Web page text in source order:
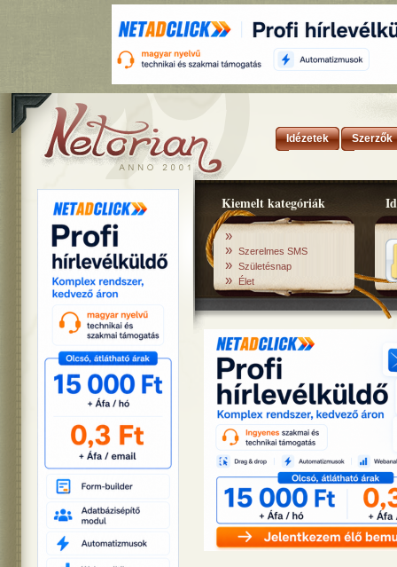
Idézetek Szerzők
Kiemelt kategóriák
»
» Szerelmes SMS
» Születésnap
» Élet